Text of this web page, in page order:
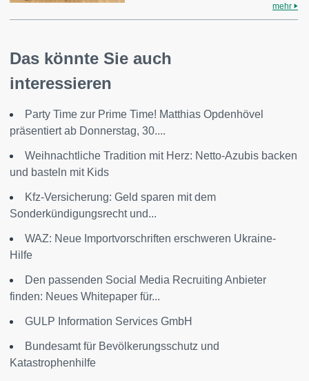
mehr
Das könnte Sie auch
interessieren
Party Time zur Prime Time! Matthias Opdenhövel
präsentiert ab Donnerstag, 30....
Weihnachtliche Tradition mit Herz: Netto-Azubis backen
und basteln mit Kids
Kfz-Versicherung: Geld sparen mit dem
Sonderkündigungsrecht und...
WAZ: Neue Importvorschriften erschweren Ukraine-
Hilfe
Den passenden Social Media Recruiting Anbieter
finden: Neues Whitepaper für...
GULP Information Services GmbH
Bundesamt für Bevölkerungsschutz und
Katastrophenhilfe